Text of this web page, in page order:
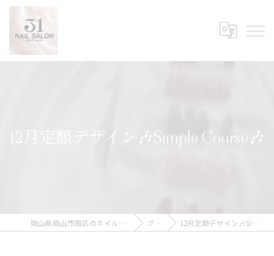
12月定額デザイン🎶Simple Course🎶
岡山県岡山市南区のネイルなら31Nail Salon ブログ 12月定額デザイン🎶Simple Course🎶